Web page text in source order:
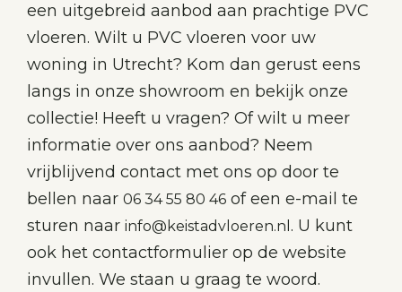
een uitgebreid aanbod aan prachtige PVC
vloeren. Wilt u PVC vloeren voor uw
woning in Utrecht? Kom dan gerust eens
langs in onze showroom en bekijk onze
collectie! Heeft u vragen? Of wilt u meer
informatie over ons aanbod? Neem
vrijblijvend contact met ons op door te
bellen naar 06 34 55 80 46 of een e-mail te
sturen naar info@keistadvloeren.nl . U kunt
ook het contactformulier op de website
invullen. We staan u graag te woord.